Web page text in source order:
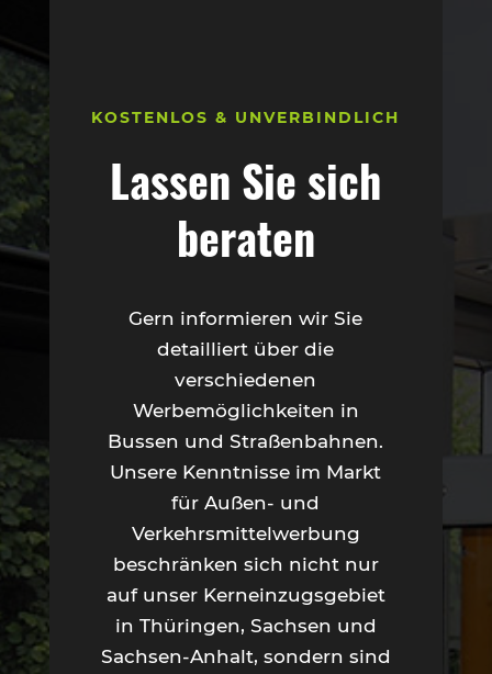
KOSTENLOS & UNVERBINDLICH
Lassen Sie sich
beraten
Gern informieren wir Sie
detailliert über die
verschiedenen
Werbemöglichkeiten in
Bussen und Straßenbahnen.
Unsere Kenntnisse im Markt
für Außen- und
Verkehrsmittelwerbung
beschränken sich nicht nur
auf unser Kerneinzugsgebiet
in Thüringen, Sachsen und
Sachsen-Anhalt, sondern sind